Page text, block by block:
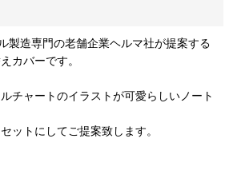
製造専門の老舗企業ヘルマ社が提案する
カバーです。
チャートのイラストが可愛らしいノート
ットにしてご提案致します。